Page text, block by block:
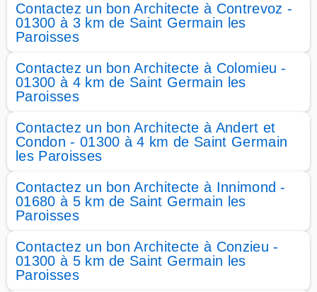
Contactez un bon Architecte à Contrevoz -
01300 à 3 km de Saint Germain les
Paroisses
Contactez un bon Architecte à Colomieu -
01300 à 4 km de Saint Germain les
Paroisses
Contactez un bon Architecte à Andert et
Condon - 01300 à 4 km de Saint Germain
les Paroisses
Contactez un bon Architecte à Innimond -
01680 à 5 km de Saint Germain les
Paroisses
Contactez un bon Architecte à Conzieu -
01300 à 5 km de Saint Germain les
Paroisses